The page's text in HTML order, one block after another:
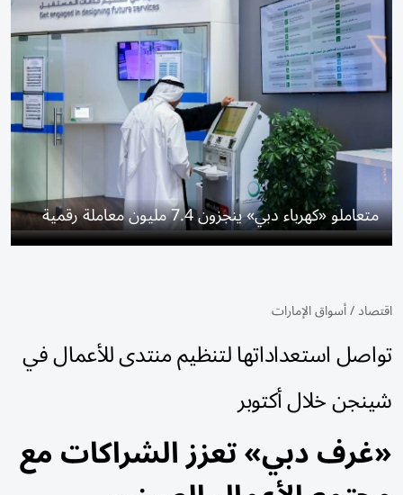
متعاملو «كهرباء دبي» ينجزون 7.4 مليون معاملة رقمية
اقتصاد/أسواق الإمارات
تواصل استعداداتها لتنظيم منتدى للأعمال في
شينجن خلال أكتوبر
«غرف دبي» تعزز الشراكات مع